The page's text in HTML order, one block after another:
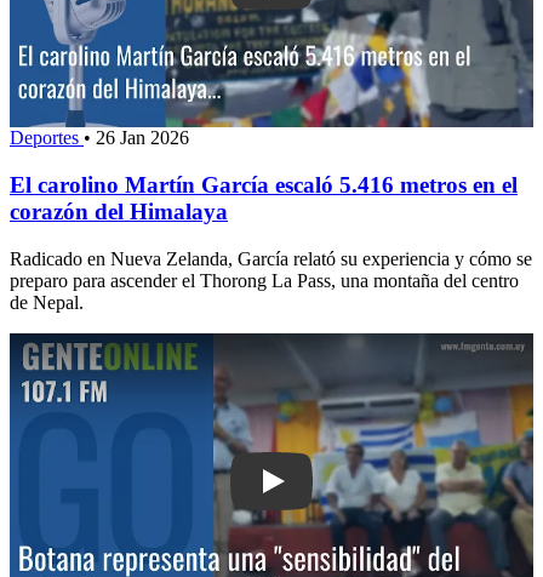
Deportes • 26 Jan 2026
El carolino Martín García escaló 5.416 metros en el
corazón del Himalaya
Radicado en Nueva Zelanda, García relató su experiencia y cómo se
preparo para ascender el Thorong La Pass, una montaña del centro
de Nepal.
Play: Botana representa una